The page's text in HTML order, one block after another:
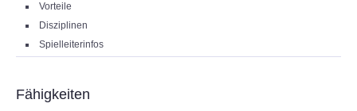
LOGIN
Vorteile
Disziplinen
Spielleiterinfos
Fähigkeiten